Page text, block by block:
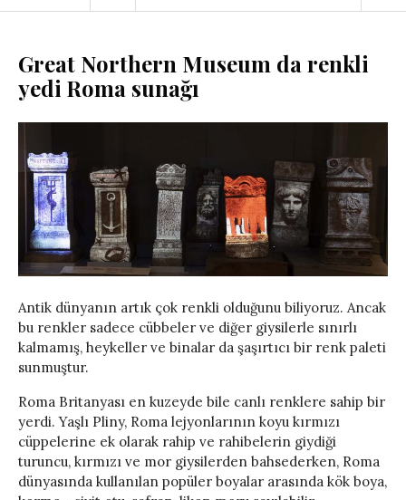
Great Northern Museum da renkli
yedi Roma sunağı
Antik dünyanın artık çok renkli olduğunu biliyoruz. Ancak
bu renkler sadece cübbeler ve diğer giysilerle sınırlı
kalmamış, heykeller ve binalar da şaşırtıcı bir renk paleti
sunmuştur.
Roma Britanyası en kuzeyde bile canlı renklere sahip bir
yerdi. Yaşlı Pliny, Roma lejyonlarının koyu kırmızı
cüppelerine ek olarak rahip ve rahibelerin giydiği
turuncu, kırmızı ve mor giysilerden bahsederken, Roma
dünyasında kullanılan popüler boyalar arasında kök boya,